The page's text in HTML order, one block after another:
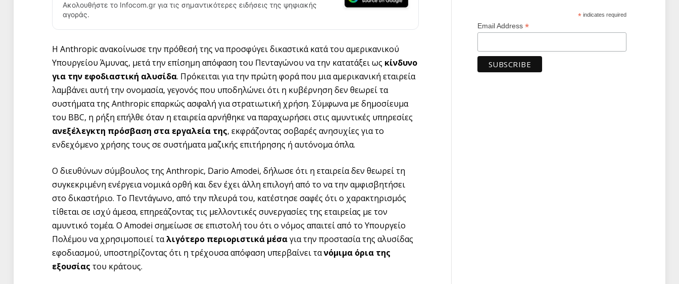
Ακολουθήστε το Infocom.gr για τις σημαντικότερες ειδήσεις της ψηφιακής
αγοράς.
Η Anthropic ανακοίνωσε την πρόθεσή της να προσφύγει δικαστικά κατά του αμερικανικού
Υπουργείου Άμυνας, μετά την επίσημη απόφαση του Πενταγώνου να την κατατάξει ως κίνδυνο
για την εφοδιαστική αλυσίδα. Πρόκειται για την πρώτη φορά που μια αμερικανική εταιρεία
λαμβάνει αυτή την ονομασία, γεγονός που υποδηλώνει ότι η κυβέρνηση δεν θεωρεί τα
συστήματα της Anthropic επαρκώς ασφαλή για στρατιωτική χρήση. Σύμφωνα με δημοσίευμα
του BBC, η ρήξη επήλθε όταν η εταιρεία αρνήθηκε να παραχωρήσει στις αμυντικές υπηρεσίες
ανεξέλεγκτη πρόσβαση στα εργαλεία της, εκφράζοντας σοβαρές ανησυχίες για το
ενδεχόμενο χρήσης τους σε συστήματα μαζικής επιτήρησης ή αυτόνομα όπλα.
Ο διευθύνων σύμβουλος της Anthropic, Dario Amodei, δήλωσε ότι η εταιρεία δεν θεωρεί τη
συγκεκριμένη ενέργεια νομικά ορθή και δεν έχει άλλη επιλογή από το να την αμφισβητήσει
στο δικαστήριο. Το Πεντάγωνο, από την πλευρά του, κατέστησε σαφές ότι ο χαρακτηρισμός
τίθεται σε ισχύ άμεσα, επηρεάζοντας τις μελλοντικές συνεργασίες της εταιρείας με τον
αμυντικό τομέα. Ο Amodei σημείωσε σε επιστολή του ότι ο νόμος απαιτεί από το Υπουργείο
Πολέμου να χρησιμοποιεί ταλιγότερο περιοριστικά μέσαγια την προστασία της αλυσίδας
εφοδιασμού, υποστηρίζοντας ότι η τρέχουσα απόφαση υπερβαίνει τανόμιμα όρια της
εξουσίας του κράτους.
*indicates required
Email Address *